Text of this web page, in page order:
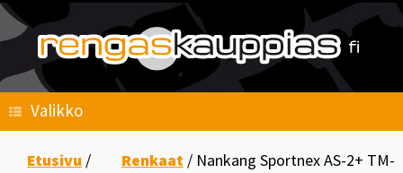
Skip
content
Valikko
Etusivu / Renkaat / Nankang Sportnex AS-2+ TM-